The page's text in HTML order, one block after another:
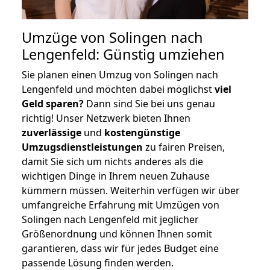
Umzüge von Solingen nach
Lengenfeld: Günstig umziehen
Sie planen einen Umzug von Solingen nach
Lengenfeld und möchten dabei möglichstviel
Geld sparen? Dann sind Sie bei uns genau
richtig! Unser Netzwerk bieten Ihnen
zuverlässige und kostengünstige
Umzugsdienstleistungen zu fairen Preisen,
damit Sie sich um nichts anderes als die
wichtigen Dinge in Ihrem neuen Zuhause
kümmern müssen. Weiterhin verfügen wir über
umfangreiche Erfahrung mit Umzügen von
Solingen nach Lengenfeld mit jeglicher
Größenordnung und können Ihnen somit
garantieren, dass wir für jedes Budget eine
passende Lösung finden werden.